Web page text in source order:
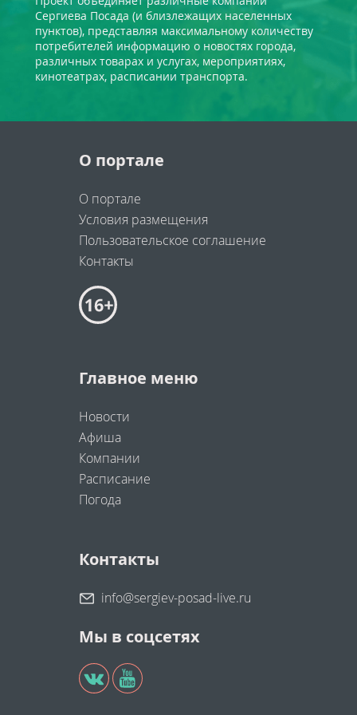
Сергиева Посада (и близлежащих населенных
пунктов), представляя максимальному количеству
потребителей информацию о новостях города,
различных товарах и услугах, мероприятиях,
кинотеатрах, расписании транспорта.
О портале
О портале
Условия размещения
Пользовательское соглашение
Контакты
Главное меню
Новости
Афиша
Компании
Расписание
Погода
Контакты
info@sergiev-posad-live.ru
Мы в соцсетях